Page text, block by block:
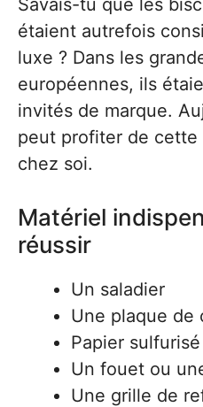
Savais-tu que les
étaient autrefois
luxe ? Dans les
européennes, ils
invités de marque.
peut profiter de cette
chez soi.
Matériel
réussir
Un saladier
Une plaque de
Papier sulfurisé
Un fouet ou
Une grille de